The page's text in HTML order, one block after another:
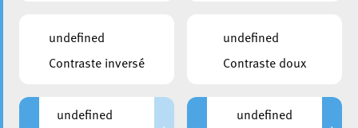
du passé industriel de
l’Europe
undefined
Contraste inversé
undefined
Contraste doux
undefined
undefined